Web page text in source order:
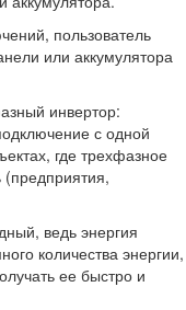
пользователь
или аккумулятора
инвертор:
с одной
где трехфазное
ведь энергия
количества энергии,
ее быстро и